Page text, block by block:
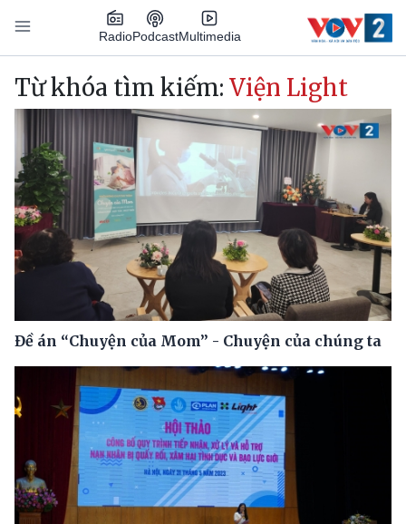
Nhảy đến nội dung
RadioPodcastMultimedia
Main navigation
Từ khóa tìm kiếm: Viện Light
Đề án “Chuyện của Mom” - Chuyện của chúng ta